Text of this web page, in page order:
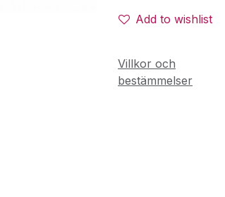
Add to wishlist
Villkor och
bestämmelser